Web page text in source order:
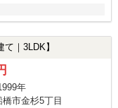
｜3LDK】
年
市金杉5丁目